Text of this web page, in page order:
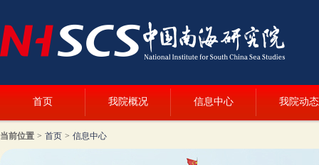
首页 我院概况 信息中心 我院动态
当前位置 > 首页 > 信息中心